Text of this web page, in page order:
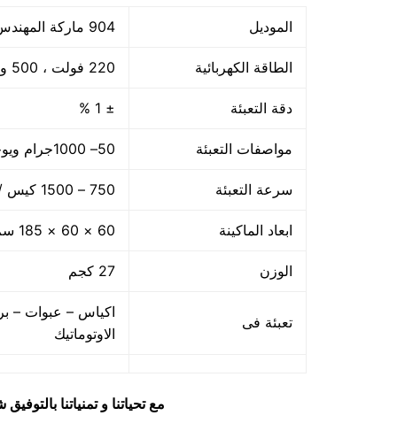
الموديل 904 ماركة المهندس منسي
الطاقة الكهربائية 220 فولت ، 500 وات
دقة التعبئة ± 1 %
مواصفات التعبئة 50– 1000جرام ويوجد اوزان اخري حتى 5 كجم
سرعة التعبئة 750 – 1500 كيس / الساعه حسب سرعة العامل
ابعاد الماكينة 60 × 60 × 185 سم
الوزن 27 كجم
تعبئة فى
اكياس – عبوات –
الاوتوماتيك
مع تحياتنا و تمنياتنا